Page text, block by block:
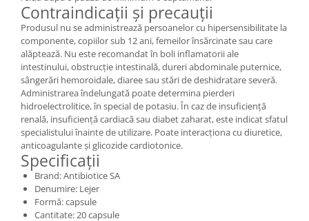
Contraindicații și precauții
Produsul nu se administrează persoanelor cu hipersensibilitate la
componente, copiilor sub 12 ani, femeilor însărcinate sau care
alăptează. Nu este recomandat în boli inflamatorii ale
intestinului, obstrucție intestinală, dureri abdominale puternice,
sângerări hemoroidale, diaree sau stări de deshidratare severă.
Administrarea îndelungată poate determina pierderi
hidroelectrolitice, în special de potasiu. În caz de insuficiență
renală, insuficiență cardiacă sau diabet zaharat, este indicat sfatul
specialistului înainte de utilizare. Poate interacționa cu diuretice,
anticoagulante și glicozide cardiotonice.
Specificații
Brand: Antibiotice SA
Denumire: Lejer
Formă: capsule
Cantitate: 20 capsule